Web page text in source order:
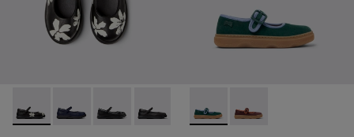
Twins - K800549-006 - Bailarinas multicolor de piel para
Twins - K800549-007 - Bailarinas azules de piel para
Twins - K800549-004
Twins - K800549-003
Twins - K800549-001
Kiddo - K800662-002 -
Kiddo - K800662-001